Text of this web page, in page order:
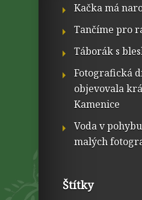
Kačka má
Tančíme pro
Táborák s
Fotografická
objevovala
Kamenice
Voda v
malých
Štítky